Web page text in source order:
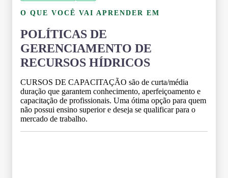
O QUE VOCÊ VAI APRENDER EM
POLÍTICAS DE
GERENCIAMENTO DE
RECURSOS HÍDRICOS
CURSOS DE CAPACITAÇÃO são de curta/média
duração que garantem conhecimento, aperfeiçoamento e
capacitação de profissionais. Uma ótima opção para quem
não possui ensino superior e deseja se qualificar para o
mercado de trabalho.